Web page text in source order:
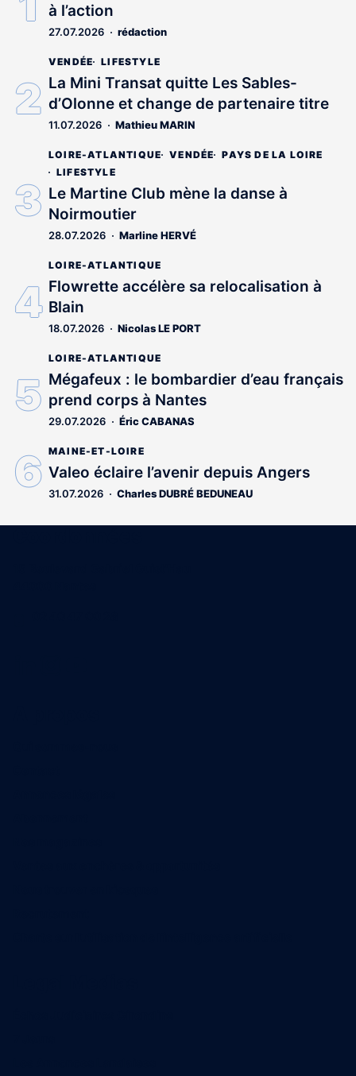
à l’action
27.07.2026 rédaction
VENDÉE LIFESTYLE
La Mini Transat quitte Les Sables-
d’Olonne et change de partenaire titre
11.07.2026 Mathieu MARIN
LOIRE-ATLANTIQUE VENDÉE
PAYS DE LA LOIRE
LIFESTYLE
Le Martine Club mène la danse à
Noirmoutier
28.07.2026 Marline HERVÉ
LOIRE-ATLANTIQUE
Flowrette accélère sa relocalisation à
Blain
18.07.2026 Nicolas LE PORT
LOIRE-ATLANTIQUE
Mégafeux : le bombardier d’eau français
prend corps à Nantes
29.07.2026 Éric CABANAS
MAINE-ET-LOIRE
Valeo éclaire l’avenir depuis Angers
31.07.2026 Charles DUBRÉ BEDUNEAU